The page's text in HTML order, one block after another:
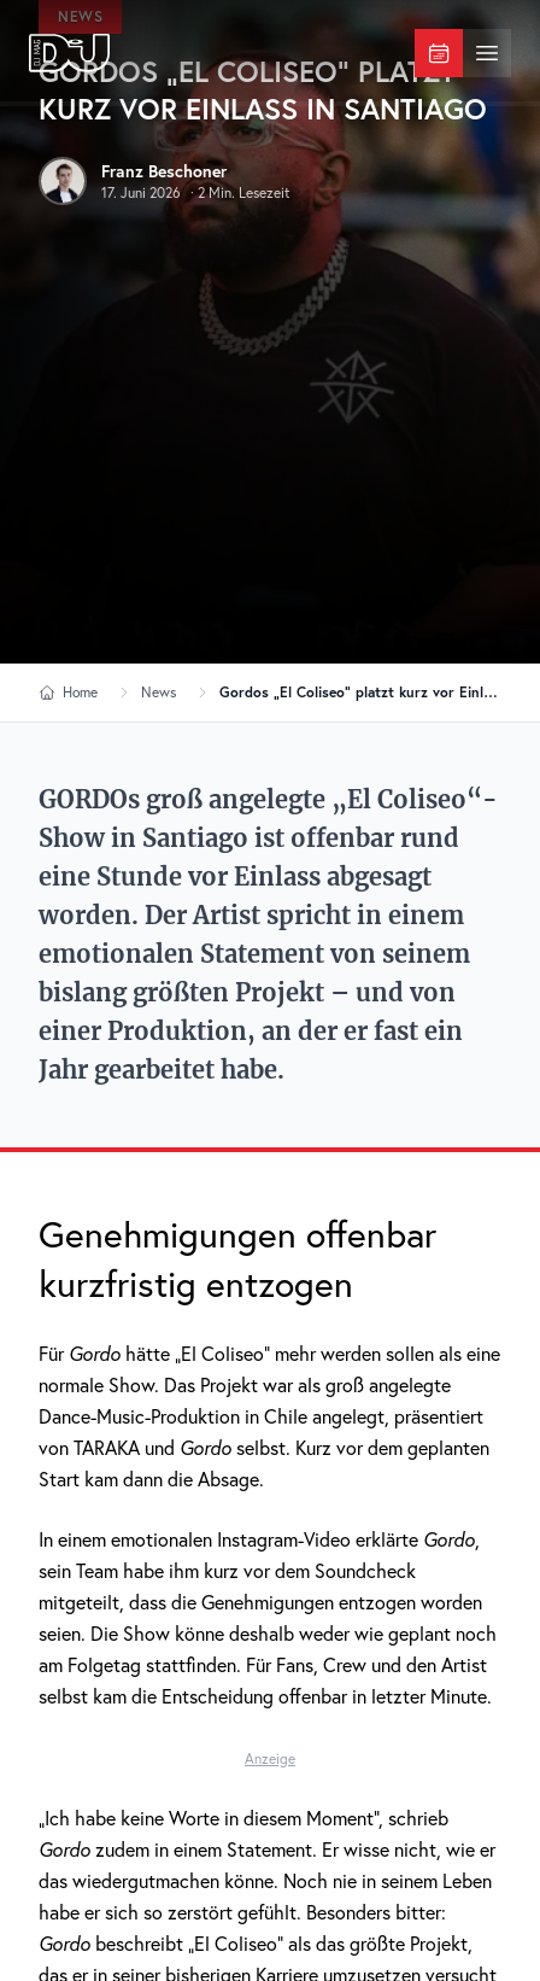
Zum Hauptinhalt springen
DJ Mag Germany Menü
NEWS
GORDOS „EL COLISEO“ PLATZT
KURZ VOR EINLASS IN SANTIAGO
Franz Beschoner
17. Juni 2026 ·2Min. Lesezeit
Home News Gordos „El Coliseo“ platzt kurz vor Einlass in Santiago
GORDOs groß angelegte „El Coliseo“-
Show in Santiago ist offenbar rund
eine Stunde vor Einlass abgesagt
worden. Der Artist spricht in einem
emotionalen Statement von seinem
bislang größten Projekt – und von
einer Produktion, an der er fast ein
Jahr gearbeitet habe.
Genehmigungen offenbar
kurzfristig entzogen
Für Gordo hätte „El Coliseo“ mehr werden sollen als eine
normale Show. Das Projekt war als groß angelegte
Dance-Music-Produktion in Chile angelegt, präsentiert
von TARAKA und Gordo selbst. Kurz vor dem geplanten
Start kam dann die Absage.
In einem emotionalen Instagram-Video erklärte Gordo,
sein Team habe ihm kurz vor dem Soundcheck
mitgeteilt, dass die Genehmigungen entzogen worden
seien. Die Show könne deshalb weder wie geplant noch
am Folgetag stattfinden. Für Fans, Crew und den Artist
selbst kam die Entscheidung offenbar in letzter Minute.
Anzeige
„Ich habe keine Worte in diesem Moment“, schrieb
Gordo zudem in einem Statement. Er wisse nicht, wie er
das wiedergutmachen könne. Noch nie in seinem Leben
habe er sich so zerstört gefühlt. Besonders bitter:
Gordo beschreibt „El Coliseo“ als das größte Projekt,
das er in seiner bisherigen Karriere umzusetzen versucht